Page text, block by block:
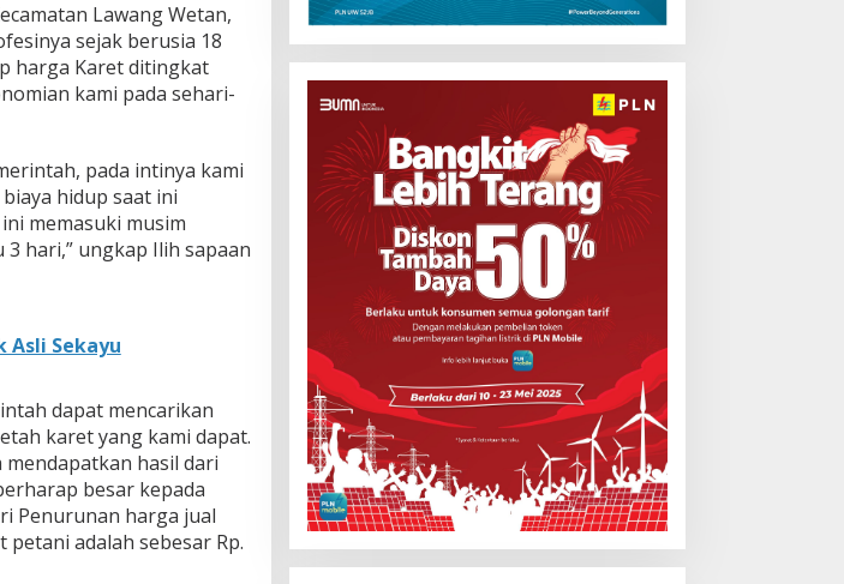
Lawang Wetan,
sejak berusia 18
harga Karet ditingkat
kami pada sehari-
pada intinya kami
hidup saat ini
memasuki musim
hari,” ungkap Ilih sapaan
Asli Sekayu
dapat mencarikan
karet yang kami dapat.
hasil dari
besar kepada
Penurunan harga jual
adalah sebesar Rp.